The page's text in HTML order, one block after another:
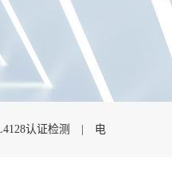
认证检测 电